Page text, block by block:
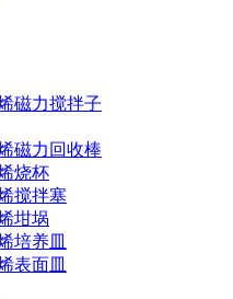
磁力搅拌子
磁力回收棒
烧杯
搅拌塞
坩埚
培养皿
表面皿